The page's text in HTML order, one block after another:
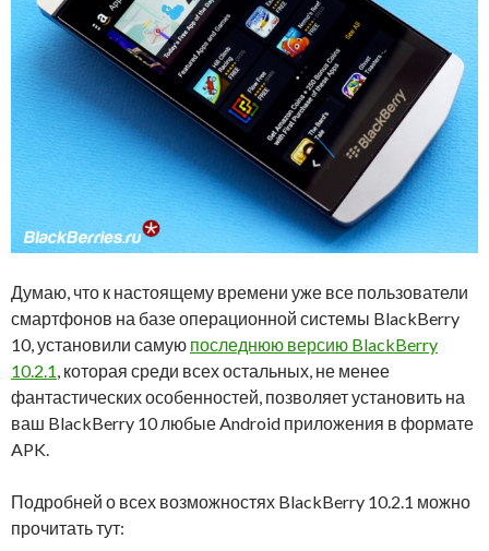
Думаю, что к настоящему времени уже все пользователи
смартфонов на базе операционной системы BlackBerry
10, установили самую последнюю версию BlackBerry
10.2.1, которая среди всех остальных, не менее
фантастических особенностей, позволяет установить на
ваш BlackBerry 10 любые Android приложения в формате
APK.
Подробней о всех возможностях BlackBerry 10.2.1 можно
прочитать тут: